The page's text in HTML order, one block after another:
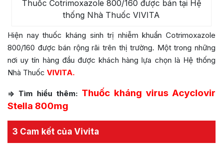
Thuốc Cotrimoxazole 800/160 được bán tại Hệ
thống Nhà Thuốc VIVITA
Hiện nay thuốc kháng sinh trị nhiễm khuẩn Cotrimoxazole
800/160 được bán rộng rãi trên thị trường. Một trong những
nơi uy tín hàng đầu được khách hàng lựa chọn là Hệ thống
Nhà Thuốc VIVITA.
=> Tìm hiểu thêm: Thuốc kháng virus Acyclovir
Stella 800mg
3 Cam kết của Vivita